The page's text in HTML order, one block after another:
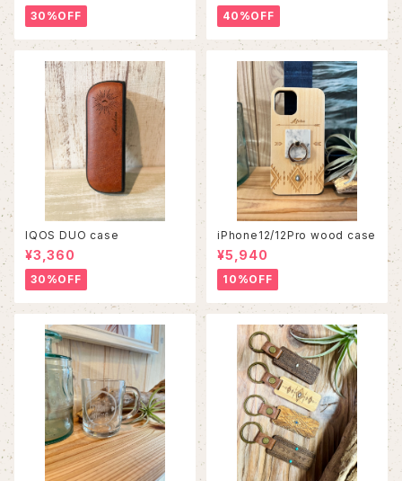
30%OFF 40%OFF
IQOS DUO case
¥3,360
30%OFF
iPhone12/12Pro wood case
¥5,940
10%OFF